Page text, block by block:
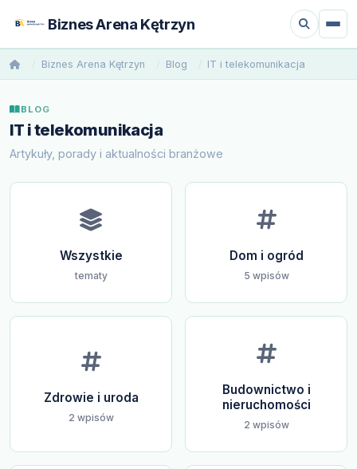
Biznes Arena Kętrzyn
Biznes Arena Kętrzyn Blog IT i telekomunikacja
BLOG
IT i telekomunikacja
Artykuły, porady i aktualności branżowe
Wszystkie
tematy
Dom i ogród
5 wpisów
Zdrowie i uroda
2 wpisów
Budownictwo i
nieruchomości
2 wpisów